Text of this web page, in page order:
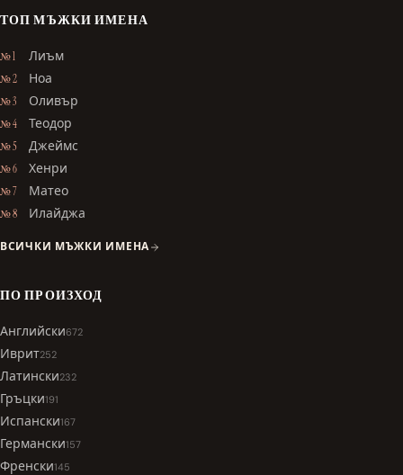
ТОП МЪЖКИ ИМЕНА
№ 1 Лиъм
№ 2 Ноа
№ 3 Оливър
№ 4 Теодор
№ 5 Джеймс
№ 6 Хенри
№ 7 Матео
№ 8 Илайджа
ВСИЧКИ МЪЖКИ ИМЕНА
ПО ПРОИЗХОД
Английски672
Иврит252
Латински232
Гръцки191
Испански167
Германски157
Френски145